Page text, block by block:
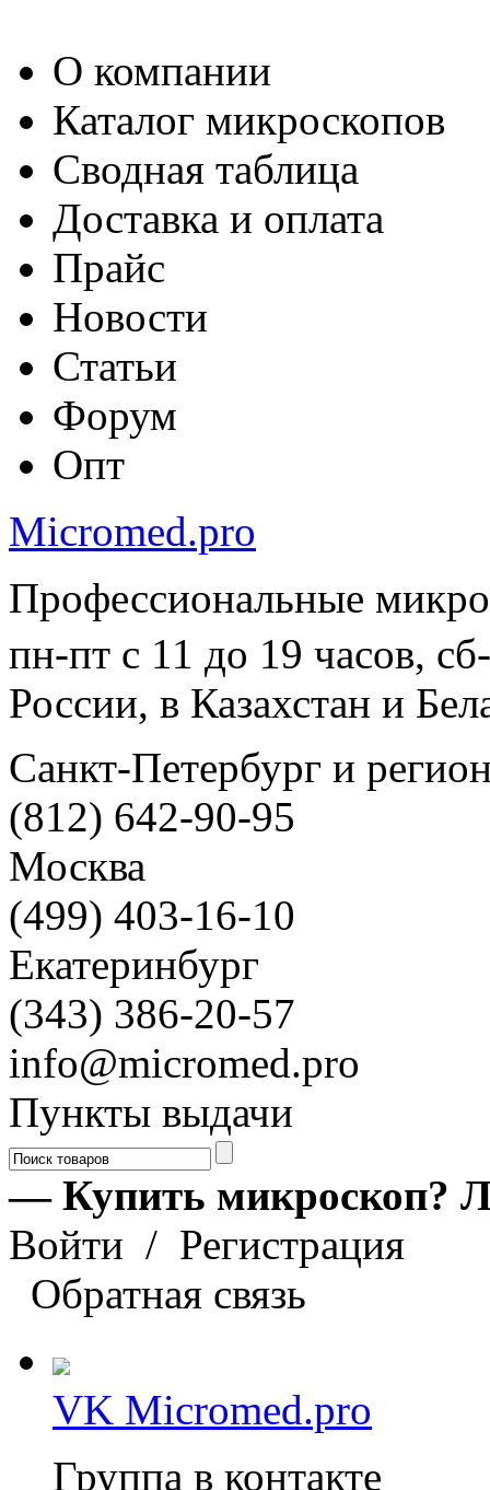
О компании
Каталог микроскопов
Сводная таблица
Доставка и оплата
Прайс
Новости
Статьи
Форум
Опт
Micromed.pro
Профессиональные
пн-пт с 11 до 19 часов,
России, в Казахстан и
Санкт-Петербург и
(812) 642-90-95
Москва
(499) 403-16-10
Екатеринбург
(343) 386-20-57
info@micromed.pro
Пункты выдачи
— Купить микроскоп?
Войти / Регистрация
Обратная связь
VK Micromed.pro
Группа в контакте